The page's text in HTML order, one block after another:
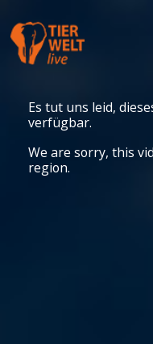
Es tut uns leid,
verfügbar.
We are sorry, this
region.